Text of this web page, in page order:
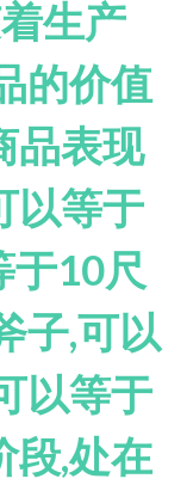
生产
的价值
品表现
以等于
于10尺
子,可以
以等于
段,处在